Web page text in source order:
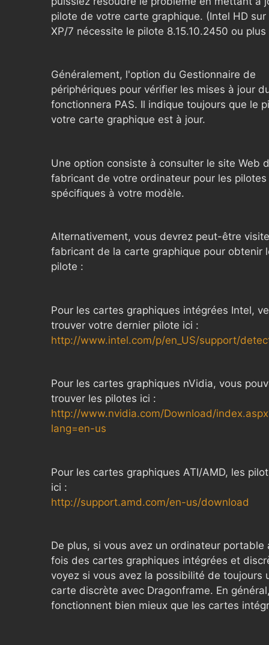
pilote de votre carte graphique. (Intel HD
XP/7 nécessite le pilote 8.15.10.2450 ou
Généralement, l'option du Gestionnaire de
périphériques pour vérifier les mises à jour
fonctionnera PAS. Il indique toujours que le
votre carte graphique est à jour.
Une option consiste à consulter le site Web
fabricant de votre ordinateur pour les pilotes
spécifiques à votre modèle.
Alternativement, vous devrez peut-être
fabricant de la carte graphique pour obtenir
pilote :
Pour les cartes graphiques intégrées Intel,
trouver votre dernier pilote ici :
http://www.intel.com/p/en_US/support/
Pour les cartes graphiques nVidia, vous
trouver les pilotes ici :
http://www.nvidia.com/Download/
lang=en-us
Pour les cartes graphiques ATI/AMD, les
ici :
http://support.amd.com/en-us/download
De plus, si vous avez un ordinateur portable
fois des cartes graphiques intégrées et
voyez si vous avez la possibilité de toujours
carte discrète avec Dragonframe. En
fonctionnent bien mieux que les cartes